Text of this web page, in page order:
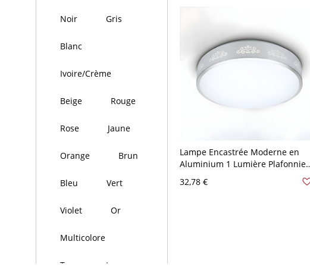
Noir Gris
Blanc
Ivoire/Crème
Beige Rouge
Rose Jaune
Orange Brun
Bleu Vert
Violet Or
Multicolore
Transparent
Lampe Encastrée Moderne en
Aluminium 1 Lumière Plafonnier
Cercle en Chrome - Chrome 110
V-120 V Fleur
32,78 €